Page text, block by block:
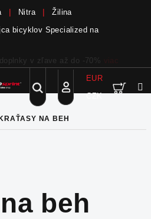
Nitra
Žilina
bicyklov Specialized na
SCOTT teraz skladom
viac
Hľadať
Prihlásenie
EUR
CZK
KRAŤASY NA BEH
beh